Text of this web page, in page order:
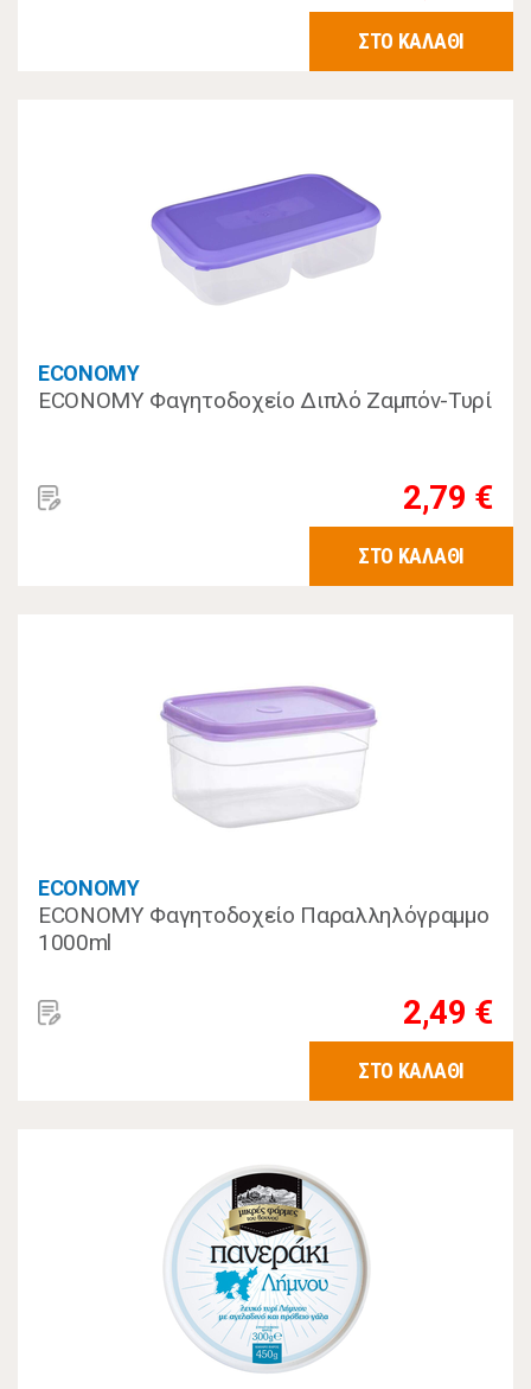
ΣΤΟ ΚΑΛΑΘΙ
ECONOMY
ECONOMY Φαγητοδοχείο Διπλό Ζαμπόν-Τυρί
2,79 €
ΣΤΟ ΚΑΛΑΘΙ
ECONOMY
ECONOMY Φαγητοδοχείο Παραλληλόγραμμο
1000ml
2,49 €
ΣΤΟ ΚΑΛΑΘΙ